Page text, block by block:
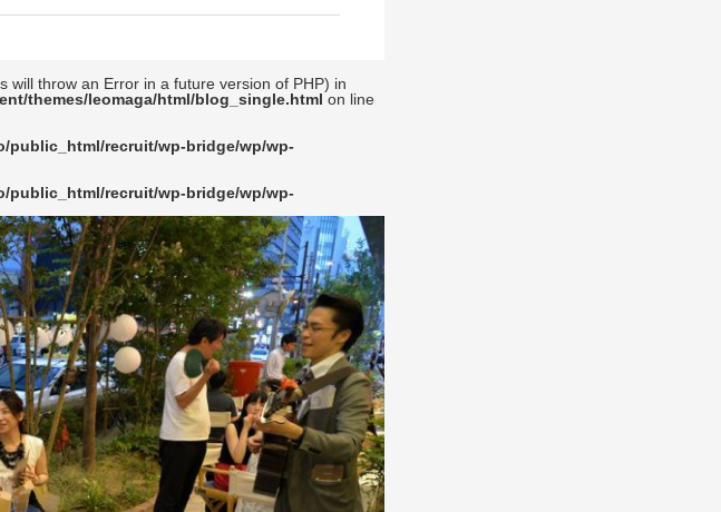
will throw an Error in a future version of PHP) in
themes/leomaga/html/blog_single.html on line
public_html/recruit/wp-bridge/wp/wp-
public_html/recruit/wp-bridge/wp/wp-